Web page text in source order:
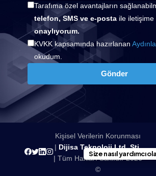
Tarafıma özel avantajların
telefon, SMS ve e-posta ile
onaylıyorum.
KVKK kapsamında hazırlanan
okudum.
Gönder
Kişisel Verilerin Korunması
| Dijisa Teknoloji Ltd. Şti.
| Tüm Hakları Saklıdır2026
©
Size nasıl yardımcı